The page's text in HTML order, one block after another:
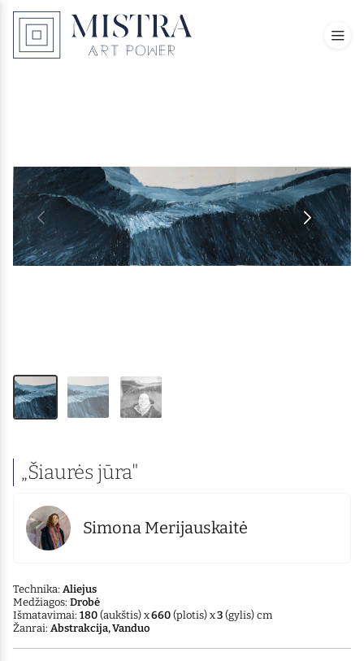
„Šiaurės jūra"
Simona Merijauskaitė
Technika: Aliejus
Medžiagos: Drobė
Išmatavimai: 180 (aukštis) x660 (plotis) x3 (gylis) cm
Žanrai: Abstrakcija, Vanduo